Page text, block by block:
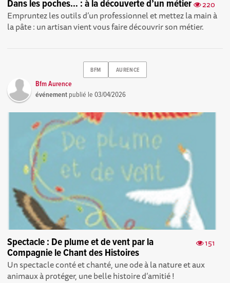
220
Dans les poches… : à la découverte d’un métier
Empruntez les outils d’un professionnel et mettez la main à
la pâte : un artisan vient vous faire découvrir son métier.
BFM AURENCE
Bfm Aurence
événement publié le03/04/2026
151
Spectacle : De plume et de vent par la
Compagnie le Chant des Histoires
Un spectacle conté et chanté, une ode à la nature et aux
animaux à protéger, une belle histoire d’amitié !